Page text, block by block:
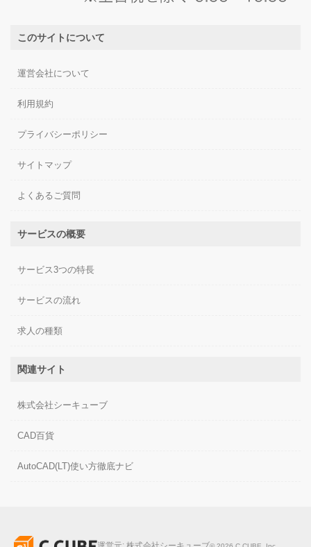
このサイトについて
運営会社について
利用規約
プライバシーポリシー
サイトマップ
よくあるご質問
サービスの概要
サービス3つの特長
サービスの流れ
求人の種類
関連サイト
株式会社シーキューブ
CAD百貨
AutoCAD(LT)使い方徹底ナビ